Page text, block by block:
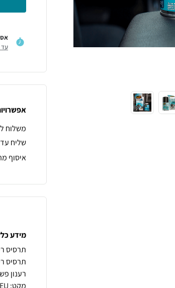
עד 7 ימי עסקים
משלוח
שליח
איסוף
מידע
תרסיס